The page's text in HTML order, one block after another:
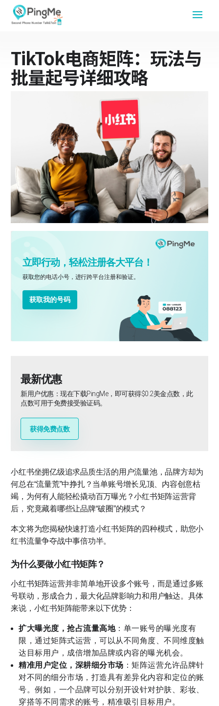
TikTok电商矩阵：玩法与
批量起号详细攻略
立即行动，轻松注册各大平台！
获取您的电话小号，进行跨平台注册和验证。
获取我的号码
最新优惠
新用户优惠：现在下载PingMe，即可获得$0.2美金点数，此
点数可用于免费接受验证码。
获得免费点数
小红书坐拥亿级追求品质生活的用户流量池，品牌方却为
何总在“流量荒”中挣扎？当单账号增长见顶、内容创意枯
竭，为何有人能轻松撬动百万曝光？小红书矩阵运营背
后，究竟藏着哪些让品牌“破圈”的模式？
本文将为您揭秘快速打造小红书矩阵的四种模式，助您小
红书流量争夺战中事倍功半。
为什么要做小红书矩阵？
小红书矩阵运营并非简单地开设多个账号，而是通过多账
号联动，形成合力，最大化品牌影响力和用户触达。具体
来说，小红书矩阵能带来以下优势：
扩大曝光度，抢占流量高地：单一账号的曝光度有
限，通过矩阵式运营，可以从不同角度、不同维度触
达目标用户，成倍增加品牌或内容的曝光机会。
精准用户定位，深耕细分市场 ：矩阵运营允许品牌针
对不同的细分市场，打造具有差异化内容和定位的账
号。例如，一个品牌可以分别开设针对护肤、彩妆、
穿搭等不同需求的账号，精准吸引目标用户。